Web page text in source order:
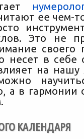
ее чем-
Это не
своего
несет в себе
на
а в гармонии
КАЛЕНДАРЯ